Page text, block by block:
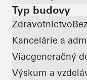
Typ budovy
Zdravotníctvo
Kancelárie a
Viacgeneračný
Výskum a